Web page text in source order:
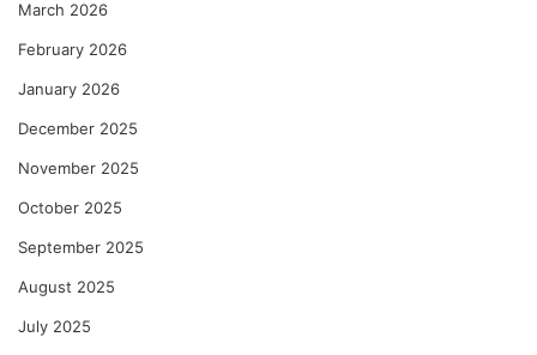
March 2026
February 2026
January 2026
December 2025
November 2025
October 2025
September 2025
August 2025
July 2025